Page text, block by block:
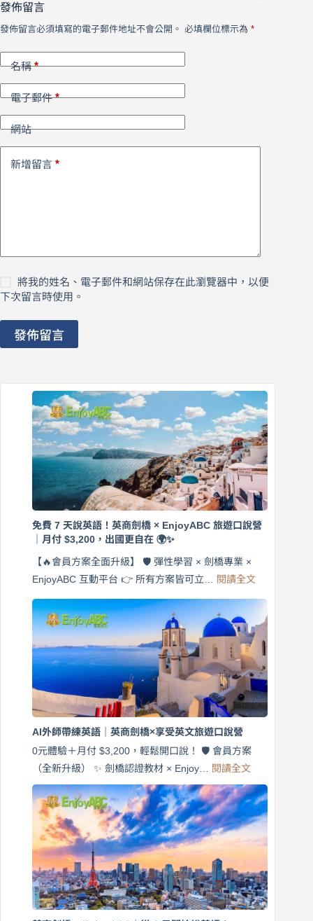
發佈留言
發佈留言必須填寫的電子郵件地址不會公開。 必填欄位標示為 *
名稱*
電子郵件*
網站
新增留言 *
將我的姓名、電子郵件和網站保存在此瀏覽器中，以便
下次留言時使用。
發佈留言
免費 7 天說英語！英商劍橋 × EnjoyABC 旅遊口說營
｜月付 $3,200，出國更自在 🌍✨
【🔥會員方案全面升級】 🛡️ 彈性學習 × 劍橋專業 ×
EnjoyABC 互動平台 👉 所有方案皆可立… 閱讀全文:
天
說
英
語！
英
商
劍
口
說
營
月
$3,200，
出
國
AI外師帶練英語｜英商劍橋×享受英文旅遊口說營
0元體驗＋月付 $3,200，輕鬆開口說！ 🛡️ 會員方案
（全新升級） ✨ 劍橋認證教材 × Enjoy… 閱讀全文:
外
師
帶
英
｜
英
商